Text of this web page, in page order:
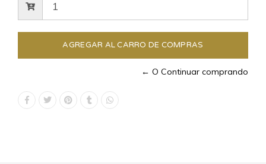
← O Continuar comprando